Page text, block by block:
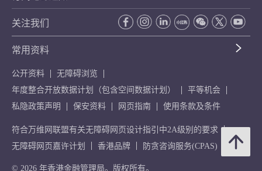
关注我们
常用资料
公开资料
无障碍浏览
年度整合开放数据计划（包含空间数据计划）
平等机会
私隐政策声明
保安资料 网页指南 使用条款及条件
符合万维网联盟有关无障碍网页设计指引中2A级别的要求
无障碍网页嘉许计划
香港品牌 防贪咨询服务(CPAS)
© 2026 年香港金融管理局。版权所有。